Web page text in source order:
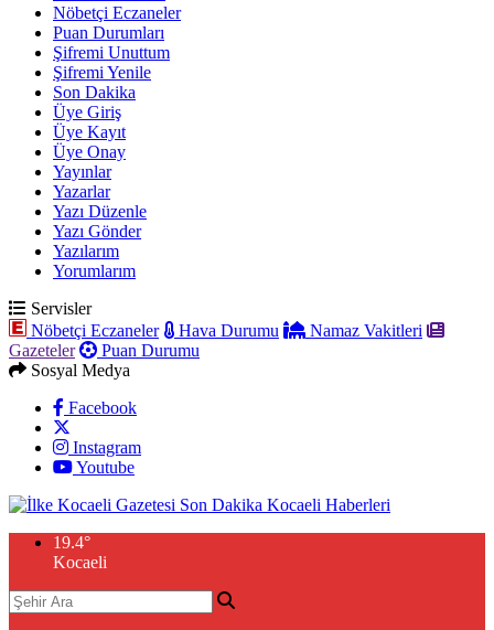
Nöbetçi Eczaneler
Puan Durumları
Şifremi Unuttum
Şifremi Yenile
Son Dakika
Üye Giriş
Üye Kayıt
Üye Onay
Yayınlar
Yazarlar
Yazı Düzenle
Yazı Gönder
Yazılarım
Yorumlarım
Servisler
Nöbetçi Eczaneler
Hava Durumu
Namaz Vakitleri
Gazeteler
Puan Durumu
Sosyal Medya
Facebook
Instagram
Youtube
19.4°
Kocaeli